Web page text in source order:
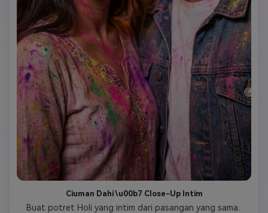
Ciuman Dahi \u00b7 Close-Up Intim
Buat potret Holi yang intim dari pasangan yang sama.